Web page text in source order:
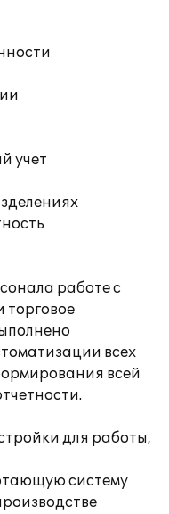
учет
работе с
торговое
всех
всей
для работы,
систему